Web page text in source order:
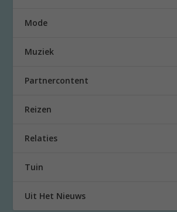
Mode
Muziek
Partnercontent
Reizen
Relaties
Tuin
Uit Het Nieuws